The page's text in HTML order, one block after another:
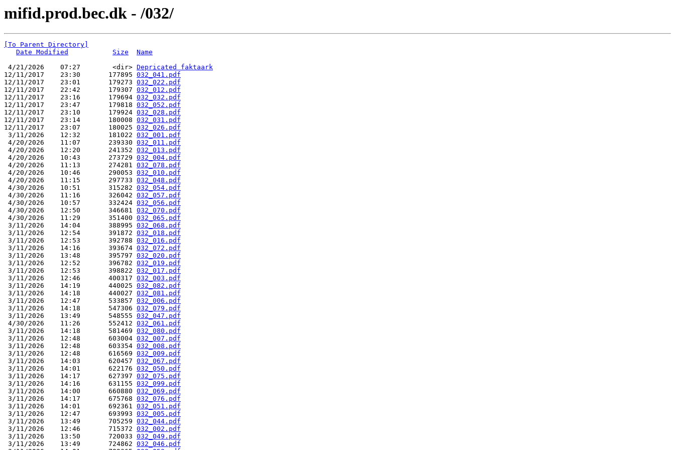
mifid.prod.bec.dk - /032/
[To Parent Directory]
Date Modified
Size
Name
4/21/2026    07:27        <dir> Depricated faktaark
12/11/2017    23:30       177895 032_041.pdf
12/11/2017    23:01       179273 032_022.pdf
12/11/2017    22:42       179307 032_012.pdf
12/11/2017    23:16       179694 032_032.pdf
12/11/2017    23:47       179818 032_052.pdf
12/11/2017    23:10       179924 032_028.pdf
12/11/2017    23:14       180008 032_031.pdf
12/11/2017    23:07       180025 032_026.pdf
3/11/2026    12:32       181022 032_001.pdf
4/20/2026    11:07       239330 032_011.pdf
4/20/2026    12:20       241352 032_013.pdf
4/20/2026    10:43       273729 032_004.pdf
4/20/2026    11:13       274281 032_078.pdf
4/20/2026    10:46       290053 032_010.pdf
4/20/2026    11:15       297733 032_048.pdf
4/30/2026    10:51       315282 032_054.pdf
4/30/2026    11:16       326042 032_057.pdf
4/30/2026    10:57       332424 032_056.pdf
4/30/2026    12:50       346681 032_070.pdf
4/30/2026    11:29       351400 032_065.pdf
3/11/2026    14:04       388995 032_068.pdf
3/11/2026    12:54       391872 032_018.pdf
3/11/2026    12:53       392788 032_016.pdf
3/11/2026    14:16       393674 032_072.pdf
3/11/2026    13:48       395797 032_020.pdf
3/11/2026    12:52       396782 032_019.pdf
3/11/2026    12:53       398822 032_017.pdf
3/11/2026    12:46       400317 032_003.pdf
3/11/2026    14:19       440025 032_082.pdf
3/11/2026    14:18       440027 032_081.pdf
3/11/2026    12:47       533857 032_006.pdf
3/11/2026    14:18       547306 032_079.pdf
3/11/2026    13:49       548555 032_047.pdf
4/30/2026    11:26       552412 032_061.pdf
3/11/2026    14:18       581469 032_080.pdf
3/11/2026    12:48       603004 032_007.pdf
3/11/2026    12:48       603354 032_008.pdf
3/11/2026    12:48       616569 032_009.pdf
3/11/2026    14:03       620457 032_067.pdf
3/11/2026    14:01       622176 032_050.pdf
3/11/2026    14:17       627397 032_075.pdf
3/11/2026    14:16       631155 032_099.pdf
3/11/2026    14:00       660880 032_069.pdf
3/11/2026    14:17       675768 032_076.pdf
3/11/2026    14:01       692361 032_051.pdf
3/11/2026    12:47       693993 032_005.pdf
3/11/2026    13:49       705259 032_044.pdf
3/11/2026    12:46       715372 032_002.pdf
3/11/2026    13:50       720033 032_049.pdf
3/11/2026    13:49       724862 032_046.pdf